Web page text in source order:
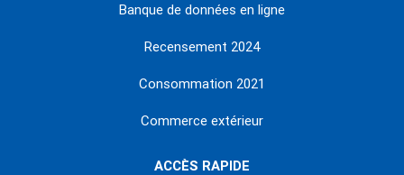
Banque de données en ligne
Recensement 2024
Consommation 2021
Commerce extérieur
ACCÈS RAPIDE